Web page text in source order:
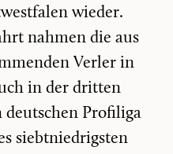
wieder.
nahmen die aus
Verler in
in der dritten
deutschen Profiliga
siebtniedrigsten